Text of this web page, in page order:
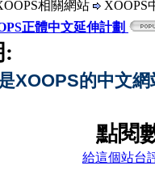
相關網站
XOOPS
正體中文延伸計劃
:
XOOPS的中文
點閱
給這個站台